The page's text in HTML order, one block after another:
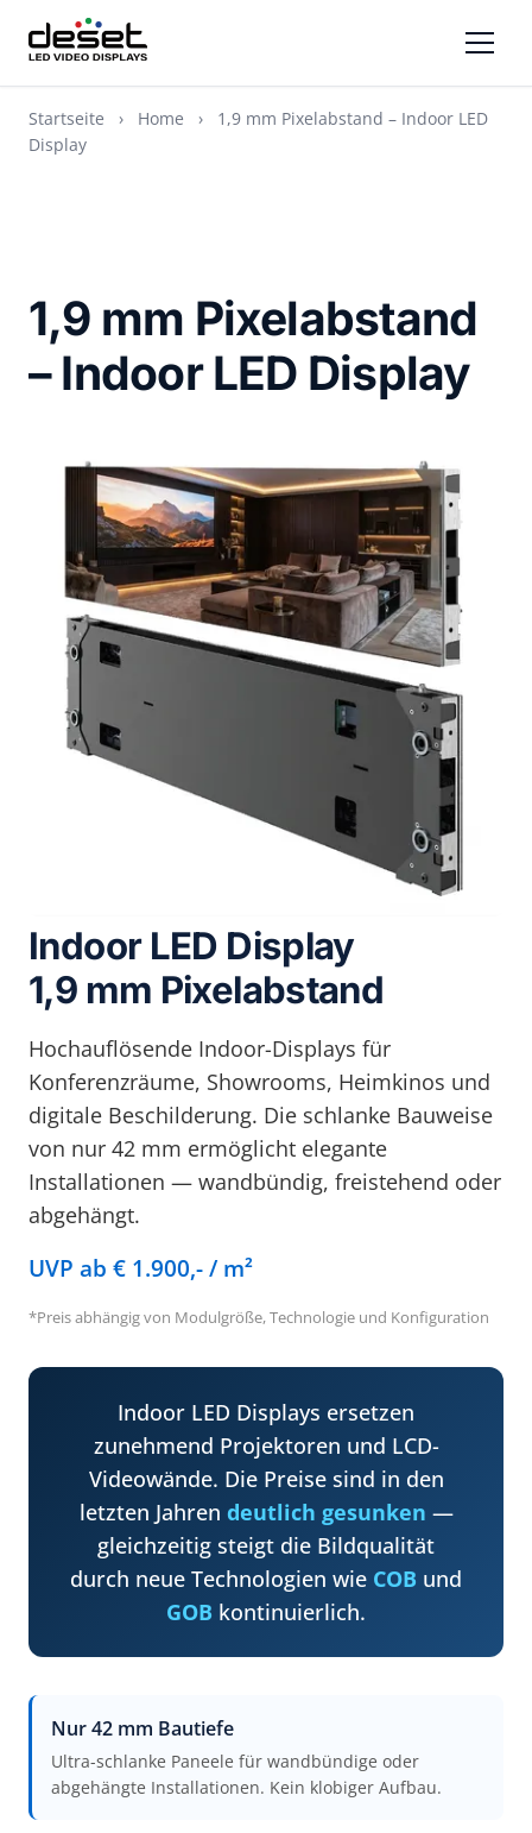
Startseite › Home ›
1,9 mm Pixelabstand – Indoor LED
Display
1,9 mm Pixelabstand
– Indoor LED Display
Indoor LED Display
1,9 mm Pixelabstand
Hochauflösende Indoor-Displays für
Konferenzräume, Showrooms, Heimkinos und
digitale Beschilderung. Die schlanke Bauweise
von nur 42 mm ermöglicht elegante
Installationen — wandbündig, freistehend oder
abgehängt.
UVP ab € 1.900,- / m²
*Preis abhängig von Modulgröße, Technologie und Konfiguration
Indoor LED Displays ersetzen
zunehmend Projektoren und LCD-
Videowände. Die Preise sind in den
letzten Jahren deutlich gesunken —
gleichzeitig steigt die Bildqualität
durch neue Technologien wie COB und
GOB kontinuierlich.
Nur 42 mm Bautiefe
Ultra-schlanke Paneele für wandbündige oder
abgehängte Installationen. Kein klobiger Aufbau.